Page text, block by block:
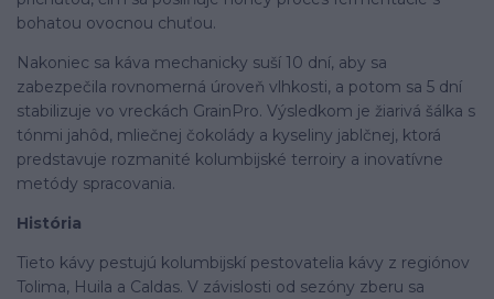
bohatou ovocnou chuťou.
Nakoniec sa káva mechanicky suší 10 dní, aby sa
zabezpečila rovnomerná úroveň vlhkosti, a potom sa 5 dní
stabilizuje vo vreckách GrainPro. Výsledkom je žiarivá šálka s
tónmi jahôd, mliečnej čokolády a kyseliny jablčnej, ktorá
predstavuje rozmanité kolumbijské terroiry a inovatívne
metódy spracovania.
História
Tieto kávy pestujú kolumbijskí pestovatelia kávy z regiónov
Tolima, Huila a Caldas. V závislosti od sezóny zberu sa